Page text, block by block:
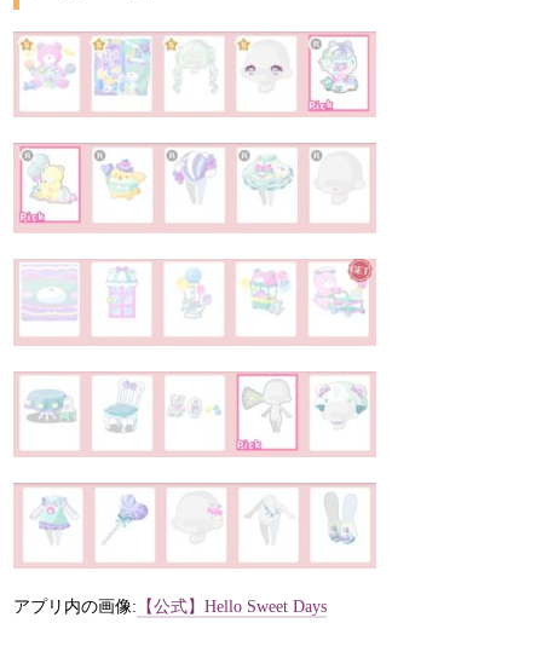
アプリ内の画像: 【公式】Hello Sweet Days